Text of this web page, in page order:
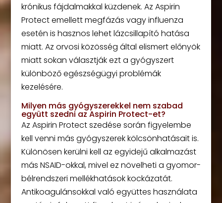
krónikus fájdalmakkal küzdenek. Az Aspirin
Protect emellett megfázás vagy influenza
esetén is hasznos lehet lázcsillapító hatása
miatt. Az orvosi közösség által elismert előnyök
miatt sokan választják ezt a gyógyszert
különböző egészségügyi problémák
kezelésére.
Milyen más gyógyszerekkel nem szabad
együtt szedni az Aspirin Protect-et?
Az Aspirin Protect szedése során figyelembe
kell venni más gyógyszerek kölcsönhatásait is.
Különösen kerülni kell az egyidejű alkalmazást
más NSAID-okkal, mivel ez növelheti a gyomor-
bélrendszeri mellékhatások kockázatát.
Antikoagulánsokkal való együttes használata